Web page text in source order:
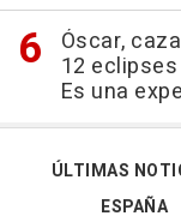
Óscar,
12
Es una
ÚLTIMAS
ESPAÑA